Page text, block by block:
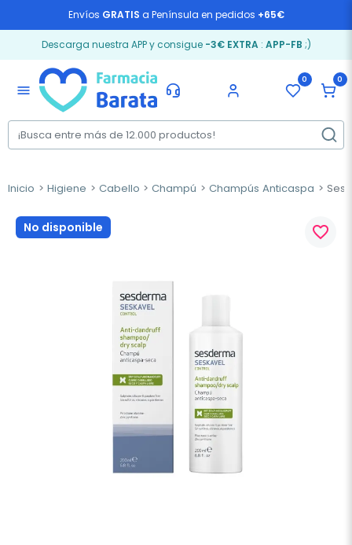
Envíos GRATIS a Península en pedidos +65€
Descarga nuestra APP y consigue -3€ EXTRA: APP-FB ;)
menu
0 0
Inicio Higiene Cabello Champú Champús Anticaspa
No disponible favorite_border